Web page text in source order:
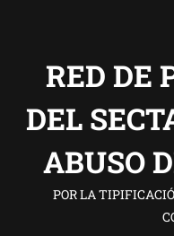
RED DE
DEL
ABUSO
POR LA